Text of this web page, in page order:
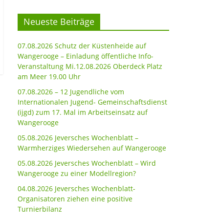
Neueste Beiträge
07.08.2026 Schutz der Küstenheide auf
Wangerooge – Einladung öffentliche Info-
Veranstaltung Mi.12.08.2026 Oberdeck Platz
am Meer 19.00 Uhr
07.08.2026 – 12 Jugendliche vom
Internationalen Jugend- Gemeinschaftsdienst
(ijgd) zum 17. Mal im Arbeitseinsatz auf
Wangerooge
05.08.2026 Jeversches Wochenblatt –
Warmherziges Wiedersehen auf Wangerooge
05.08.2026 Jeversches Wochenblatt – Wird
Wangerooge zu einer Modellregion?
04.08.2026 Jeversches Wochenblatt-
Organisatoren ziehen eine positive
Turnierbilanz